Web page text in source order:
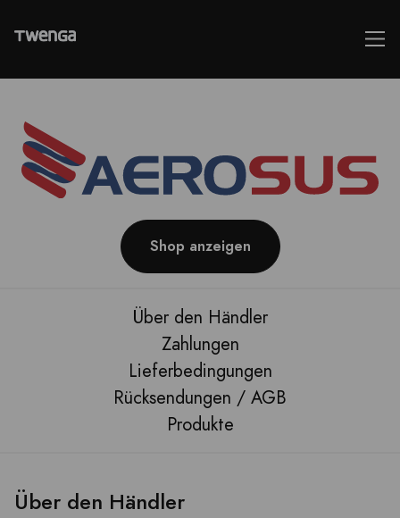
Shop anzeigen
Über den Händler
Zahlungen
Lieferbedingungen
Rücksendungen / AGB
Produkte
Über den Händler